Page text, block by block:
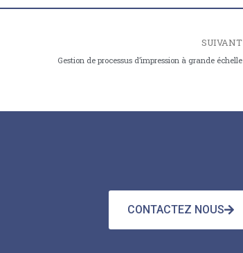
SUIVANT
Gestion de processus d’impression à grande échelle
CONTACTEZ NOUS